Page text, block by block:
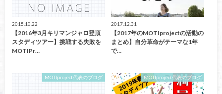
2015.10.22
【2016年3月キリマンジャロ登頂
スタディツアー】挑戦する失敗を
MOTIPr…
2017.12.31
【2017年のMOTIprojectの活動の
まとめ】自分革命がテーマな1年
で…
MOTIproject代表のブログ MOTIproject代表のブログ